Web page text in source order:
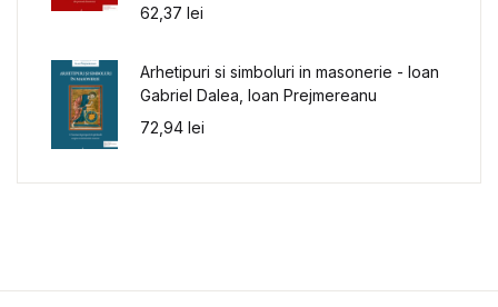
62,37 lei
Arhetipuri si simboluri in masonerie - Ioan
Gabriel Dalea, Ioan Prejmereanu
72,94 lei